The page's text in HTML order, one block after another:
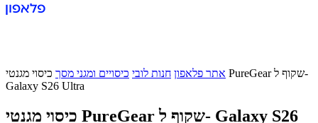
אתר פלאפון חנות לובי כיסויים ומגני מסך כיסוי מגנטי PureGear שקוף ל-
Galaxy S26 Ultra
כיסוי מגנטי PureGear שקוף ל- Galaxy S26